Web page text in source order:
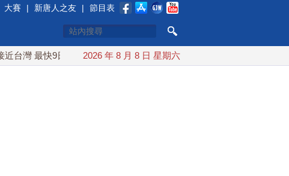
大賽 | 新唐人之友 | 節目表
灣 最快9日可能登陸中國 台灣漢光首結合城鎮演習 AIT連續發文
2026 年 8 月 8 日 星期六